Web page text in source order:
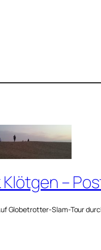
Klötgen –
Globetrotter-Slam-Tour